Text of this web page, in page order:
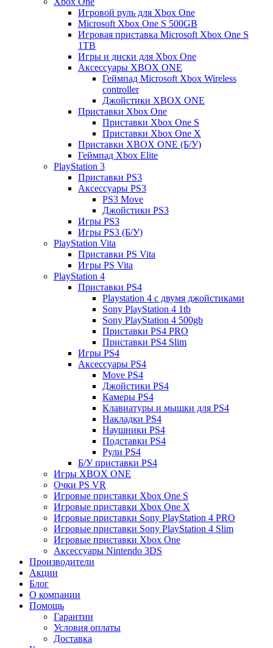
Игровой руль для Xbox One
Microsoft Xbox One S 500GB
Игровая приставка Microsoft Xbox One S
1TB
Игры и диски для Xbox One
Аксессуары XBOX ONE
Геймпад Microsoft Xbox Wireless
controller
Джойстики XBOX ONE
Приставки Xbox One
Приставки Xbox One S
Приставки Xbox One X
Приставки XBOX ONE (Б/У)
Геймпад Xbox Elite
PlayStation 3
Приставки PS3
Аксессуары PS3
PS3 Move
Джойстики PS3
Игры PS3
Игры PS3 (Б/У)
PlayStation Vita
Приставки PS Vita
Игры PS Vita
PlayStation 4
Приставки PS4
Playstation 4 с двумя джойстиками
Sony PlayStation 4 1tb
Sony PlayStation 4 500gb
Приставки PS4 PRO
Приставки PS4 Slim
Игры PS4
Аксессуары PS4
Move PS4
Джойстики PS4
Камеры PS4
Клавиатуры и мышки для PS4
Накладки PS4
Наушники PS4
Подставки PS4
Рули PS4
Б/У приставки PS4
Игры XBOX ONE
Очки PS VR
Игровые приставки Xbox One S
Игровые приставки Xbox One X
Игровые приставки Sony PlayStation 4 PRO
Игровые приставки Sony PlayStation 4 Slim
Игровые приставки Xbox One
Аксессуары Nintendo 3DS
Производители
Акции
Блог
О компании
Помощь
Гарантии
Условия оплаты
Доставка